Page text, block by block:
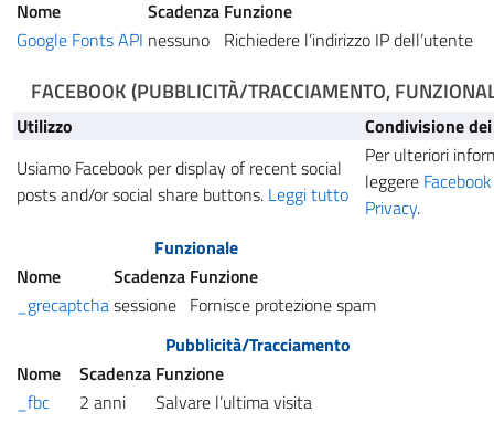
Nome
Scadenza Funzione
Google Fonts API nessuno Richiedere l’indirizzo IP dell’utente
FACEBOOK(PUBBLICITÀ/TRACCIAMENTO,
Utilizzo
Condivisione
Usiamo Facebook per display of recent social
posts and/or social share buttons. Leggi tutto
Per ulteriori
leggere
Privacy.
Funzionale
Nome
Scadenza Funzione
_grecaptchasessione Fornisce protezione spam
Pubblicità/Tracciamento
Nome
Scadenza Funzione
_fbc
2 anni
Salvare l’ultima visita